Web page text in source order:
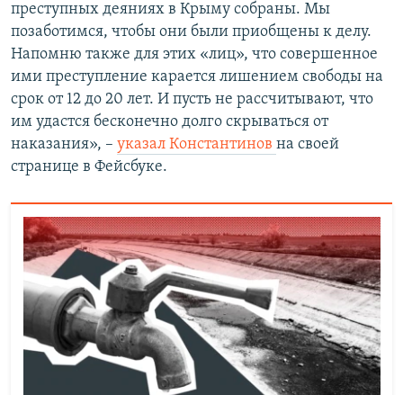
преступных деяниях в Крыму собраны. Мы
позаботимся, чтобы они были приобщены к делу.
Напомню также для этих «лиц», что совершенное
ими преступление карается лишением свободы на
срок от 12 до 20 лет. И пусть не рассчитывают, что
им удастся бесконечно долго скрываться от
наказания», – указал Константинов на своей
странице в Фейсбуке.